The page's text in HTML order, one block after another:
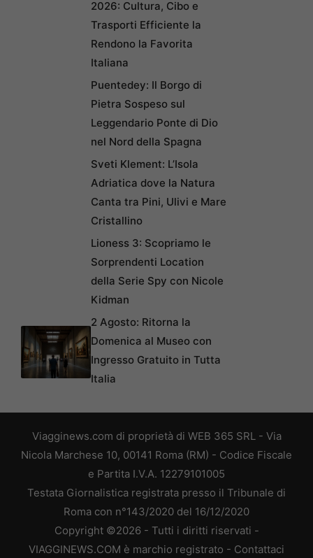
2026: Cultura, Cibo e
Trasporti Efficiente la
Rendono la Favorita
Italiana
Puentedey: Il Borgo di
Pietra Sospeso sul
Leggendario Ponte di Dio
nel Nord della Spagna
Sveti Klement: L’Isola
Adriatica dove la Natura
Canta tra Pini, Ulivi e Mare
Cristallino
Lioness 3: Scopriamo le
Sorprendenti Location
della Serie Spy con Nicole
Kidman
2 Agosto: Ritorna la
Domenica al Museo con
Ingresso Gratuito in Tutta
Italia
Viagginews.com di proprietà di WEB 365 SRL - Via
Nicola Marchese 10, 00141 Roma (RM) - Codice Fiscale
e Partita I.V.A. 12279101005
Testata Giornalistica registrata presso il Tribunale di
Roma con n°143/2020 del 16/12/2020
Copyright ©2026 - Tutti i diritti riservati -
VIAGGINEWS.COM è marchio registrato - Contattaci